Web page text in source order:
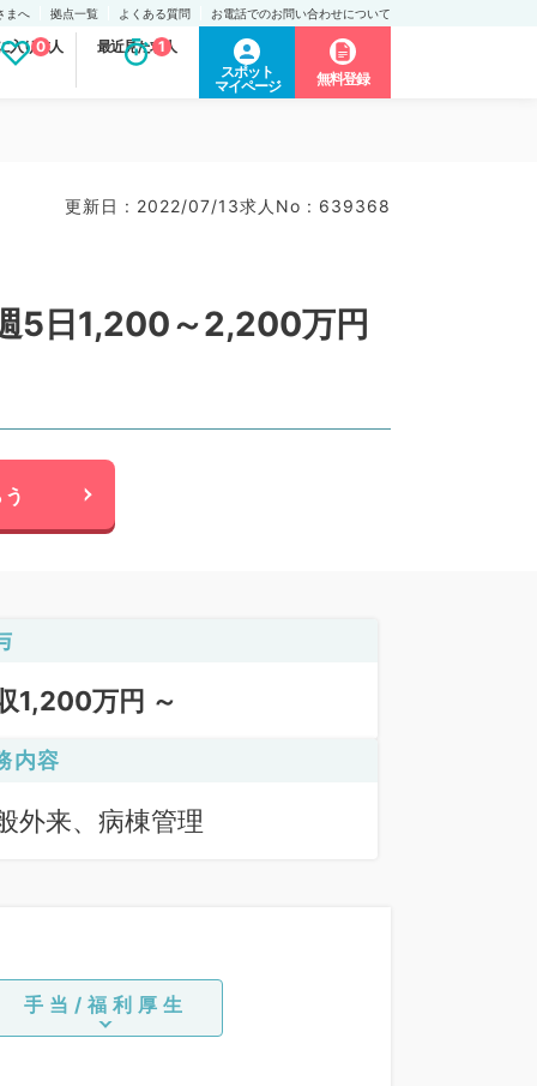
まへ 拠点一覧 よくある質問 お電話でのお問い合わせについて
入り求人
0 最近見た求人
1
スポット
マイページ
無料登録
更新日 : 2022/07/13求人No : 639368
5日1,200～2,200万円
1,200万円 ～
内容
外来、病棟管理
手当/福利厚生